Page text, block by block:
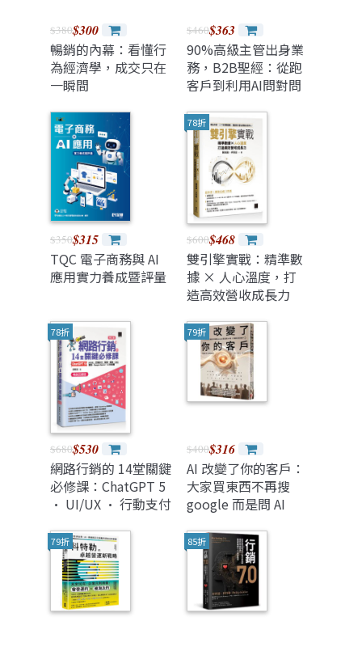
$380$300
暢銷的內幕：看懂行
為經濟學，成交只在
一瞬間
$460$363
90%高級主管出身業
務，B2B聖經：從跑
客戶到利用AI問對問
倍、卡位晉升、認識
大老闆的最快成功捷
徑！【人機合作高效
成交版】
$350$315
TQC 電子商務與 AI
應用實力養成暨評量
78折
$600$468
雙引擎實戰：精準數
據 × 人心溫度，打
造高效營收成長力
78折
$680$530
網路行銷的 14堂關鍵
必修課：ChatGPT 5
• UI/UX • 行動支付
SEO • 直播 •
Google Gemini • AI
多媒體, 3/e (暢銷回
饋版)
79折
$400$316
AI 改變了你的客戶：
大家買東西不再搜
google 而是問 AI
79折 85折